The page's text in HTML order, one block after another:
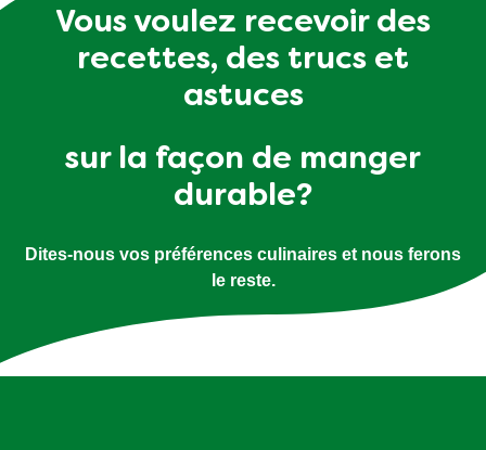
Vous voulez recevoir des
recettes, des trucs et
astuces
sur la façon de manger
durable?
Dites-nous vos préférences culinaires et nous ferons
le reste.